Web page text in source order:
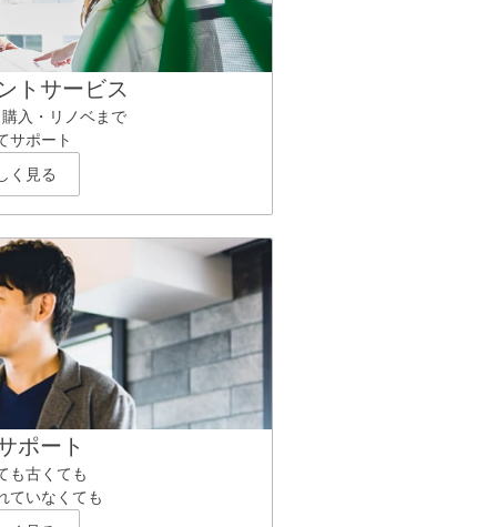
トサービス
入・リノベまで
サポート
く見る
ポート
も古くても
ていなくても